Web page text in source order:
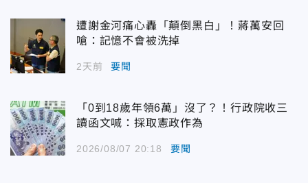
遭謝金河痛心轟「顛倒黑白」！蔣萬安回
嗆：記憶不會被洗掉
2天前 要聞
「0到18歲年領6萬」沒了？！行政院收三
讀函文喊：採取憲政作為
2026/08/07 20:18 要聞